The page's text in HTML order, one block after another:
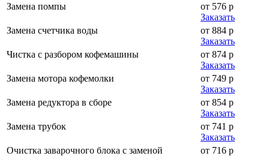
Замена помпы
от 576 р
Заказать
Замена счетчика воды
от 884 р
Заказать
Чистка с разбором кофемашины
от 874 р
Заказать
Замена мотора кофемолки
от 749 р
Заказать
Замена редуктора в сборе
от 854 р
Заказать
Замена трубок
от 741 р
Заказать
Очистка заварочного блока с заменой
от 716 р